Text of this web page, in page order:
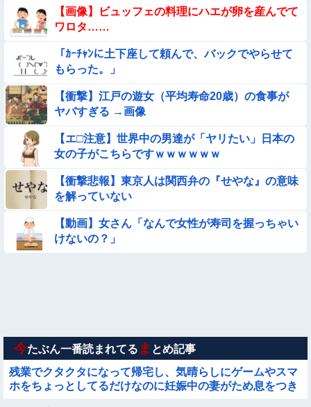
【経済正体】中国の自動車販売量の『水増し方法』がこちらｗ
ｗｗｗｗｗｗｗ
襲われてオッパイ揉まれた」
【動画】 女子中学生さん、タクシー運ちゃんに感電させられ死
亡……
★【画像】この飲み物覚えてるやつ0人説
【画像】プールに来てた水着JCたち どの娘を選ぶの？
【悲報】ま～んさん、ドッキリにひっかかってしまう【→動
画】
【画像】日本のえちえち女性犯罪者ｗｗｗｗｗｗｗ
ら・・・
【画像】ビュッフェの料理にハエが卵を産んでて
ワロタ……
「ｶｰﾁｬﾝに土下座して頼んで、バックでやらせて
もらった。」
【衝撃】江戸の遊女（平均寿命20歳）の食事が
ヤバすぎる →画像
【エ□注意】世界中の男達が「ヤリたい」日本の
女の子がこちらですｗｗｗｗｗｗ
【衝撃悲報】東京人は関西弁の『せやな』の意味
を解っていない
【動画】女さん「なんで女性が寿司を握っちゃい
けないの？」
今たぶん一番読まれてる ま とめ記事
残業でクタクタになって帰宅し、気晴らしにゲームやスマ
ホをちょっとしてるだけなのに妊娠中の妻がため息をつき